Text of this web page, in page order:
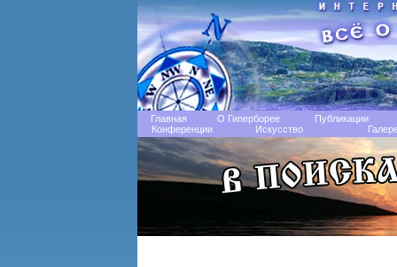
Главная О Гиперборее
Публикации
Конференции
Искусство